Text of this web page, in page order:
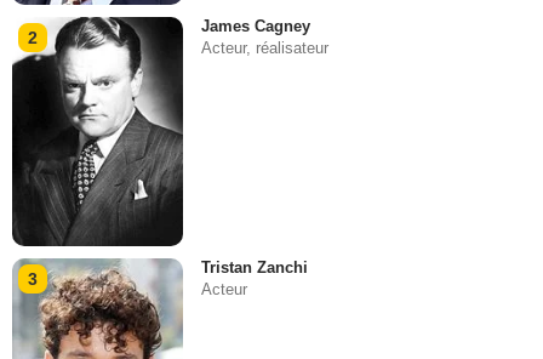
2
James Cagney
Acteur, réalisateur
3
Tristan Zanchi
Acteur